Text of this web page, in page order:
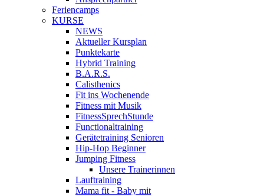
Feriencamps
KURSE
NEWS
Aktueller Kursplan
Punktekarte
Hybrid Training
B.A.R.S.
Calisthenics
Fit ins Wochenende
Fitness mit Musik
FitnessSprechStunde
Functionaltraining
Gerätetraining Senioren
Hip-Hop Beginner
Jumping Fitness
Unsere Trainerinnen
Lauftraining
Mama fit - Baby mit